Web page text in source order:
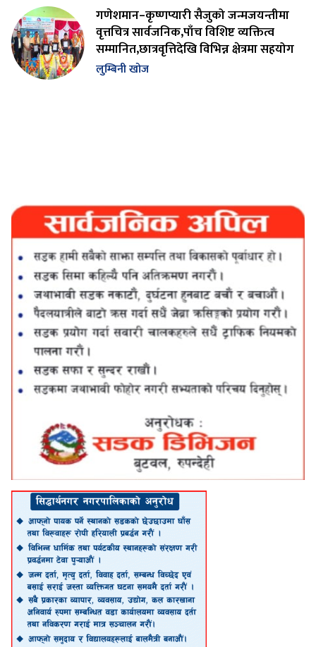
गणेशमान–कृष्णप्यारी सैजुको जन्मजयन्तीमा
वृत्तचित्र सार्वजनिक,पाँच विशिष्ट व्यक्तित्व
सम्मानित,छात्रवृत्तिदेखि विभिन्न क्षेत्रमा सहयोग
लुम्बिनी खोज